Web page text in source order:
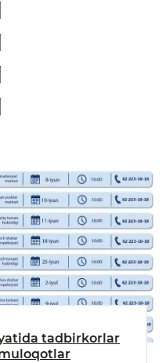
tadbirkorlar